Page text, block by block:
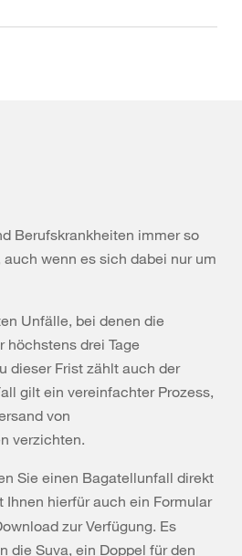
Berufskrankheiten immer so
wenn es sich dabei nur um
Unfälle, bei denen die
höchstens drei Tage
dieser Frist zählt auch der
gilt ein vereinfachter Prozess,
von
verzichten.
Sie einen Bagatellunfall direkt
Ihnen hierfür auch ein Formular
zur Verfügung. Es
die Suva, ein Doppel für den